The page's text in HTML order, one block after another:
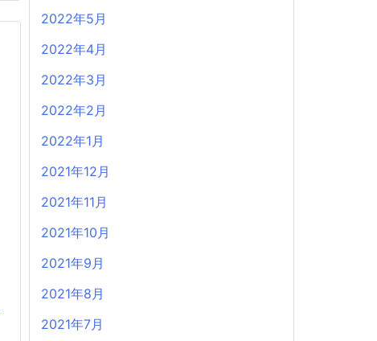
2022年5月
2022年4月
2022年3月
2022年2月
2022年1月
2021年12月
2021年11月
2021年10月
2021年9月
2021年8月
2021年7月